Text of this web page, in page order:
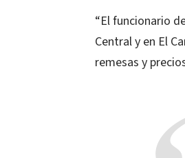
“El funcionario
Central y en El
remesas y